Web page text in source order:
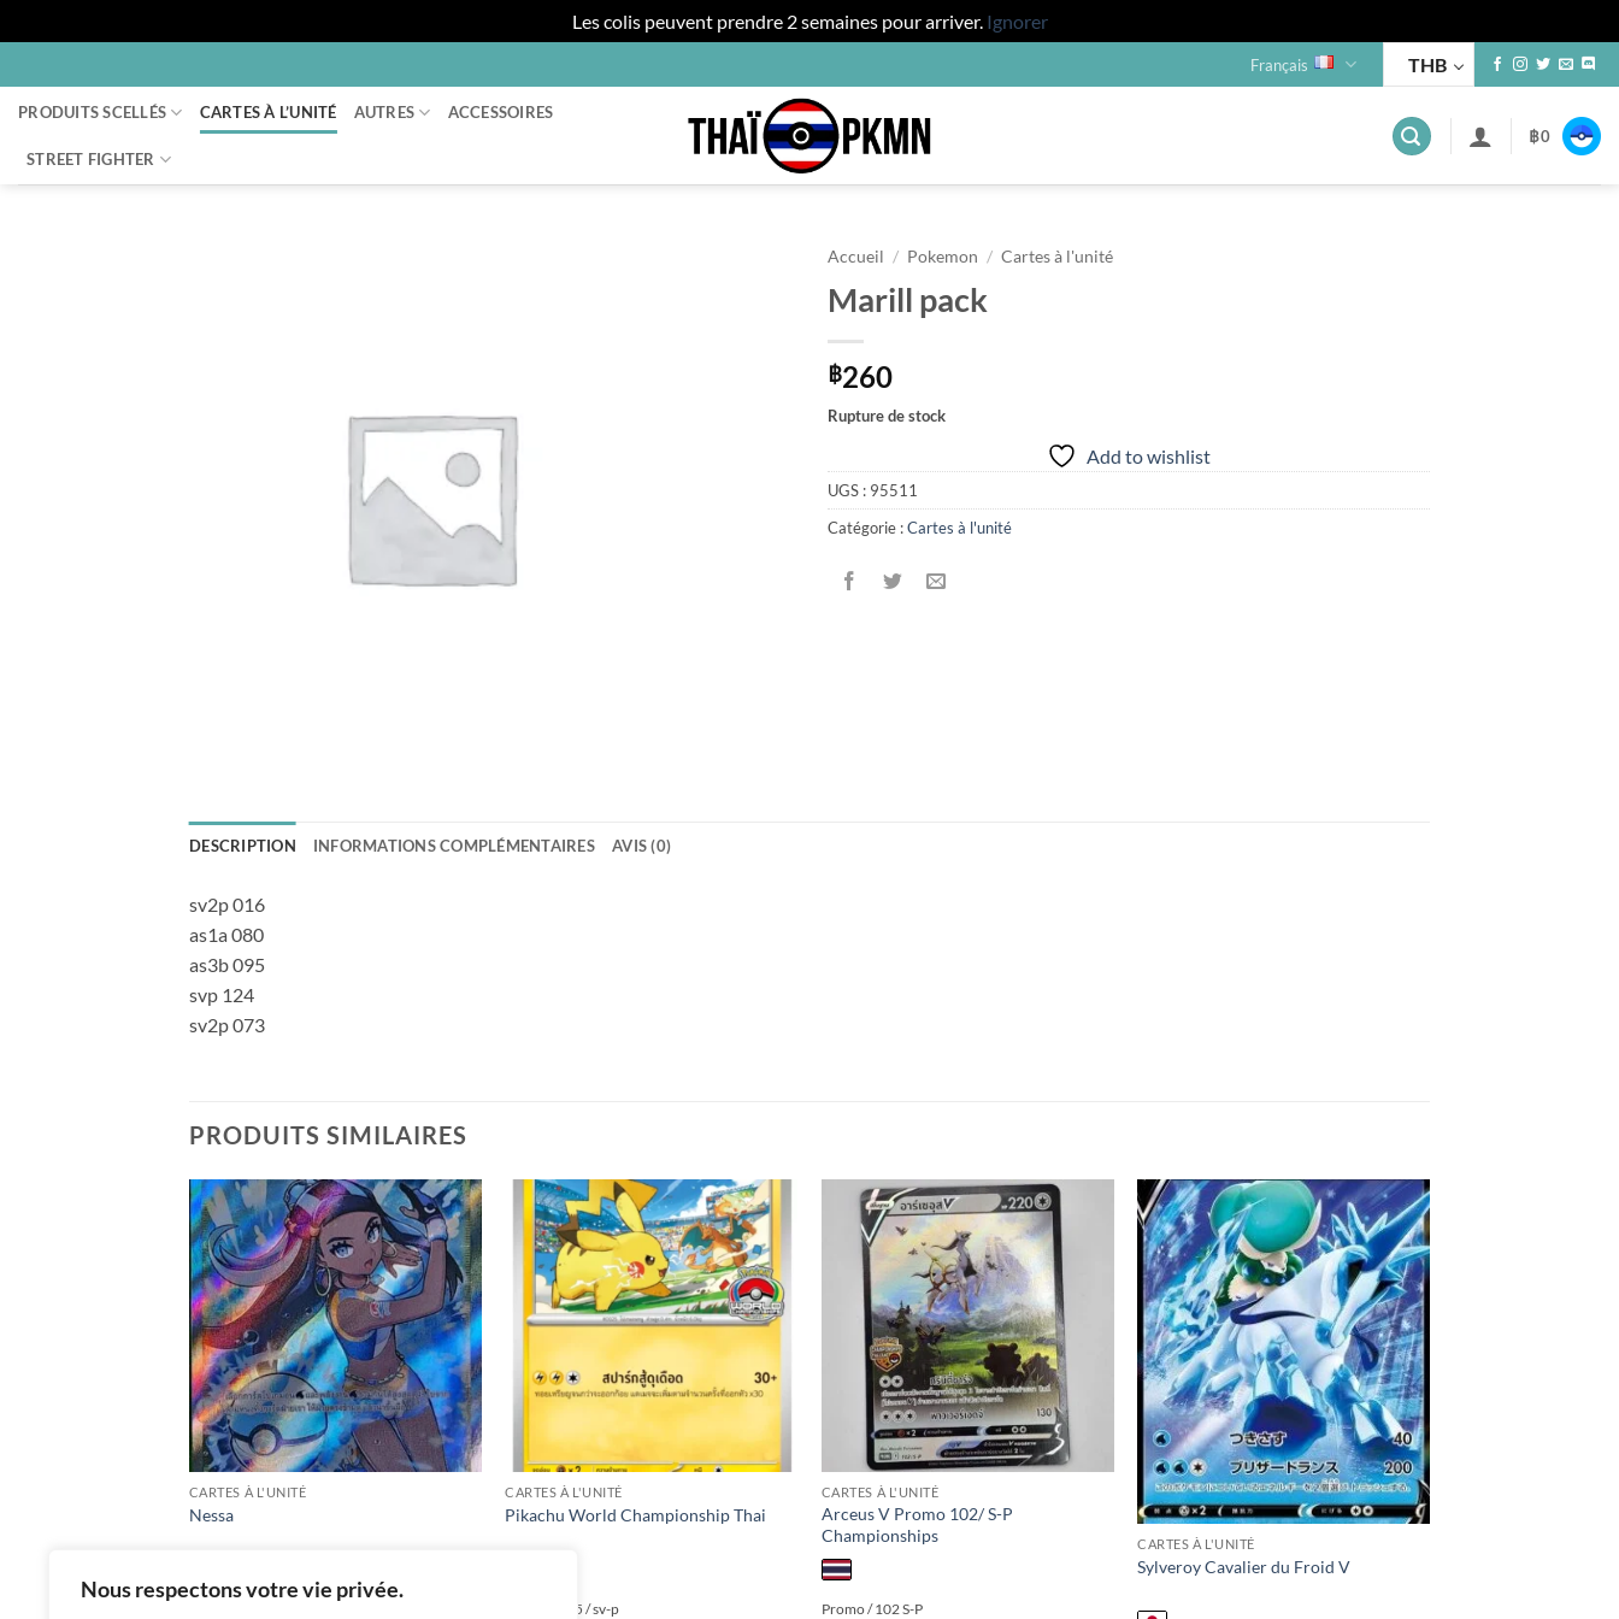
Nous respectons votre vie privée.
Les colis peuvent prendre 2 semaines pour arriver. Ignorer
au
contenu
Français THB
PRODUITS SCELLÉS CARTES À L’UNITÉ AUTRES ACCESSOIRES
STREET FIGHTER
฿0
Accueil / Pokemon / Cartes à l'unité
Marill pack
฿260
Rupture de stock
Add to wishlist
UGS : 95511
Catégorie :Cartes à l'unité
DESCRIPTION INFORMATIONS COMPLÉMENTAIRES AVIS (0)
sv2p 016
as1a 080
as3b 095
svp 124
sv2p 073
PRODUITS SIMILAIRES
Add to
wishlist
CARTES À L'UNITÉ
Nessa
฿1,000
Add to
wishlist
CARTES À L'UNITÉ
Pikachu World Championship Thai
promo / 045 / sv-p
Add to
wishlist
CARTES À L'UNITÉ
Arceus V Promo 102/ S-P
Championships
Promo / 102 S-P
Add to
wishlist
CARTES À L'UNITÉ
Sylveroy Cavalier du Froid V